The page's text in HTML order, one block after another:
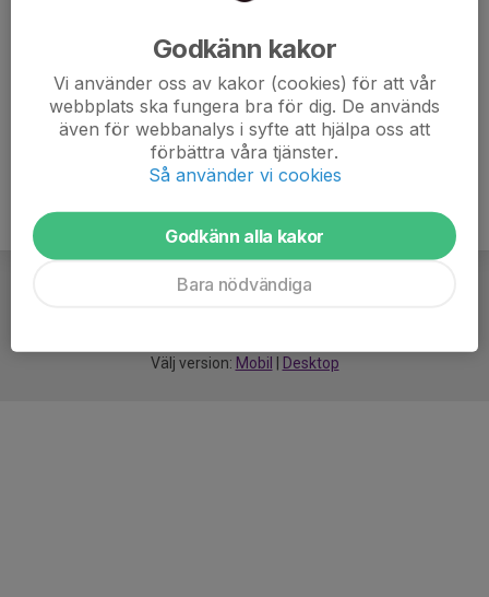
Välj version: Mobil Desktop
Godkänn kakor
Vi använder oss av kakor (cookies) för att vår
webbplats ska fungera bra för dig. De används
även för webbanalys i syfte att hjälpa oss att
förbättra våra tjänster.
Så använder vi cookies
Godkänn alla kakor
Bara nödvändiga